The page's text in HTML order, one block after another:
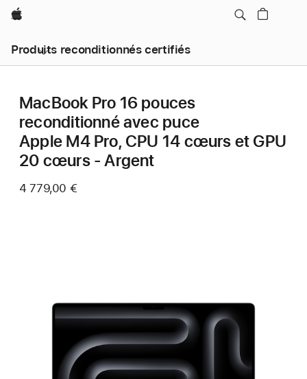
Apple
Produits reconditionnés certifiés
MacBook Pro 16 pouces
reconditionné avec puce
Apple M4 Pro, CPU 14 cœurs et GPU
20 cœurs - Argent
4 779,00 €